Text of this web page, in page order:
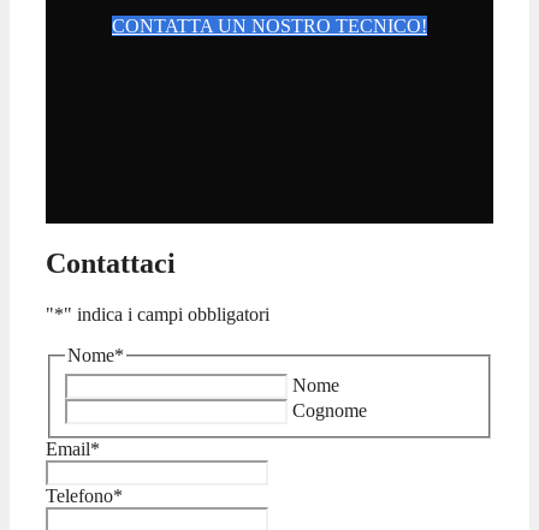
CONTATTA UN NOSTRO TECNICO!
Contattaci
"*" indica i campi obbligatori
Nome*
Nome
Cognome
Email*
Telefono*